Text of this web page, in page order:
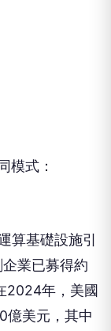
模式：
算基礎設施引
業已募得約
2024年，美國
億美元，其中